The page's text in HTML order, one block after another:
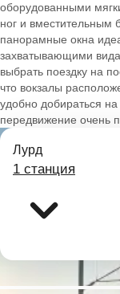
оборудованными
ног и
панорамные окна
захватывающими
выбрать поездку на
что вокзалы
удобно добираться
передвижение очень
Лурд
1 станция